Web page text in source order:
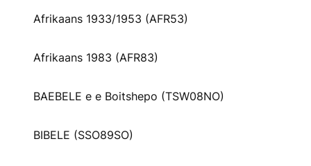
Afrikaans 1933/1953 (AFR53)
Afrikaans 1983 (AFR83)
BAEBELE e e Boitshepo (TSW08NO)
BIBELE (SSO89SO)